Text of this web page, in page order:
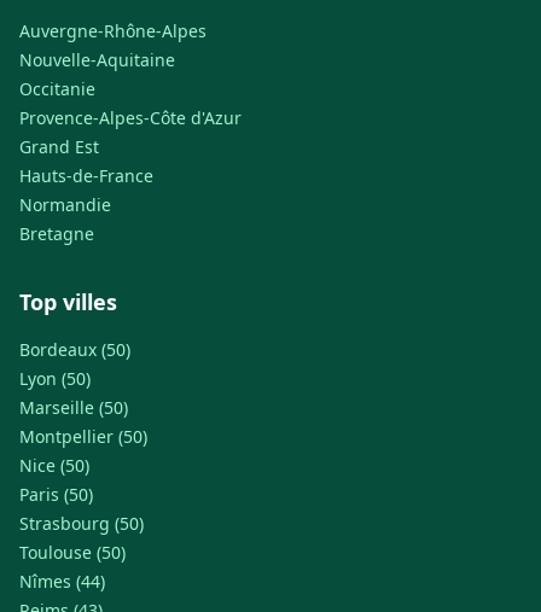
Auvergne-Rhône-Alpes
Nouvelle-Aquitaine
Occitanie
Provence-Alpes-Côte d'Azur
Grand Est
Hauts-de-France
Normandie
Bretagne
Top villes
Bordeaux (50)
Lyon (50)
Marseille (50)
Montpellier (50)
Nice (50)
Paris (50)
Strasbourg (50)
Toulouse (50)
Nîmes (44)